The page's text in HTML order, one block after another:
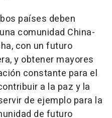
países deben
comunidad China-
con un futuro
y obtener mayores
constante para el
a la paz y la
de ejemplo para la
de futuro